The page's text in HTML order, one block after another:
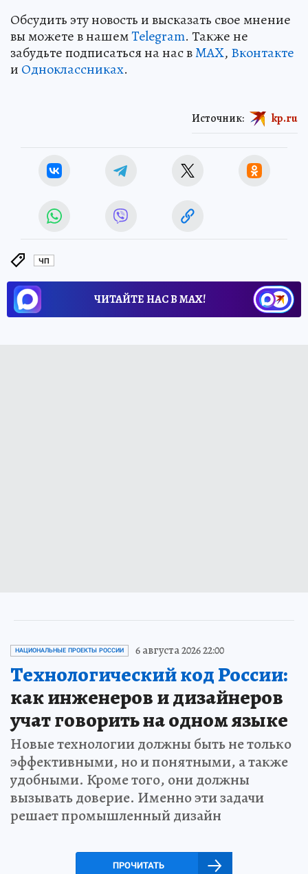
Обсудить эту новость и высказать свое мнение
вы можете в нашемTelegram. Также не
забудьте подписаться на нас вMAX, Вконтакте
и Одноклассниках.
Источник: kp.ru
ЧП
ЧИТАЙТЕ НАС В МАХ!
НАЦИОНАЛЬНЫЕ ПРОЕКТЫ РОССИИ 6 августа 2026 22:00
Технологический код России:
как инженеров и дизайнеров
учат говорить на одном языке
Новые технологии должны быть не только
эффективными, но и понятными, а также
удобными. Кроме того, они должны
вызывать доверие. Именно эти задачи
решает промышленный дизайн
ПРОЧИТАТЬ